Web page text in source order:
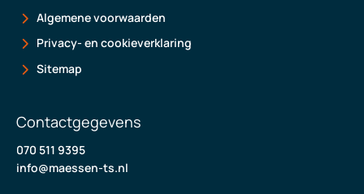
Algemene voorwaarden
Privacy- en cookieverklaring
Sitemap
Contactgegevens
070 511 9395
info@maessen-ts.nl